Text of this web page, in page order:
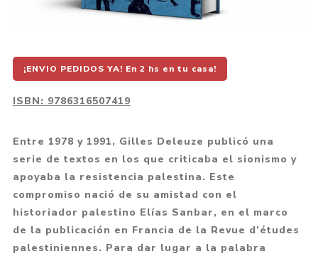
¡ENVIO PEDIDOS YA! En 2 hs en tu casa!
ISBN: 9786316507419
Entre 1978 y 1991, Gilles Deleuze publicó una
serie de textos en los que criticaba el sionismo y
apoyaba la resistencia palestina. Este
compromiso nació de su amistad con el
historiador palestino Elías Sanbar, en el marco
de la publicación en Francia de la Revue d’études
palestiniennes. Para dar lugar a la palabra